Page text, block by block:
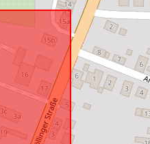
uriRef: